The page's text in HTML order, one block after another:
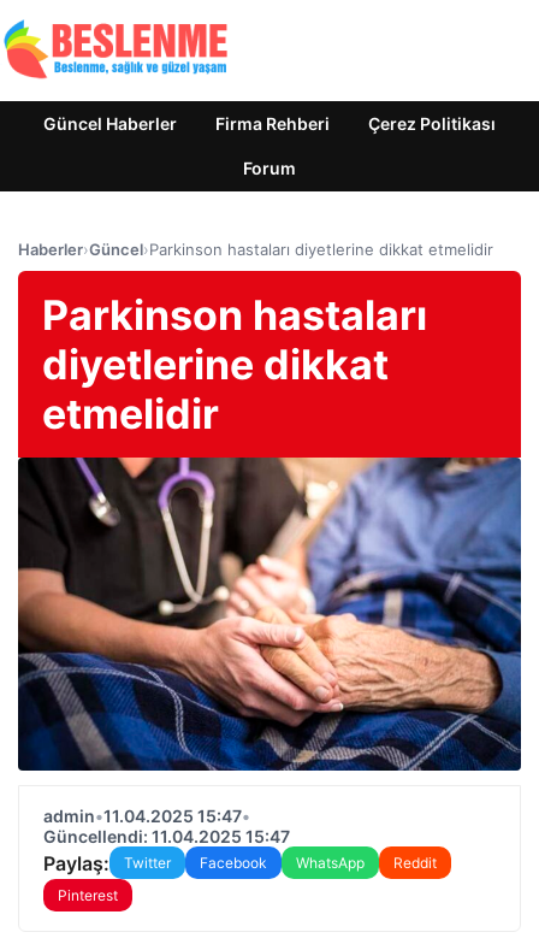
Güncel Haberler Firma Rehberi Çerez Politikası
Forum
Haberler›Güncel›Parkinson hastaları diyetlerine dikkat etmelidir
Parkinson hastaları
diyetlerine dikkat
etmelidir
admin•11.04.2025 15:47•
Güncellendi: 11.04.2025 15:47
Paylaş: Twitter Facebook WhatsApp
Reddit
Pinterest